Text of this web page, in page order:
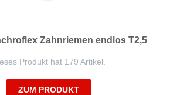
Zahnriemen endlos T2,5
Produkt hat 179 Artikel.
ZUM PRODUKT